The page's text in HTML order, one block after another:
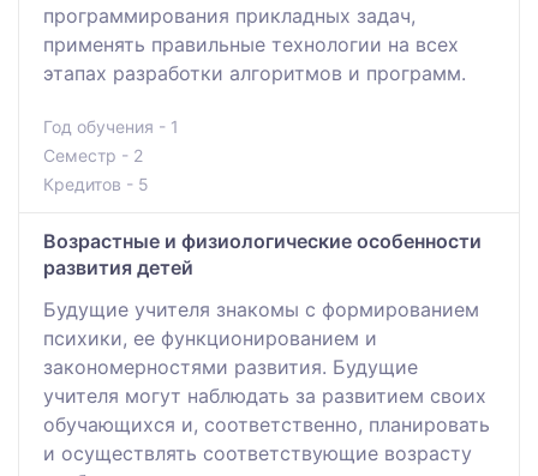
программирования прикладных задач,
применять правильные технологии на всех
этапах разработки алгоритмов и программ.
Год обучения - 1
Семестр - 2
Кредитов - 5
Возрастные и физиологические особенности
развития детей
Будущие учителя знакомы с формированием
психики, ее функционированием и
закономерностями развития. Будущие
учителя могут наблюдать за развитием своих
обучающихся и, соответственно, планировать
и осуществлять соответствующие возрасту